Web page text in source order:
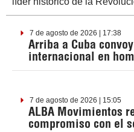
7 de agosto de 2026 | 17:38
Arriba a Cuba
internacional en
7 de agosto de 2026 | 15:05
ALBA Movimientos
compromiso con el